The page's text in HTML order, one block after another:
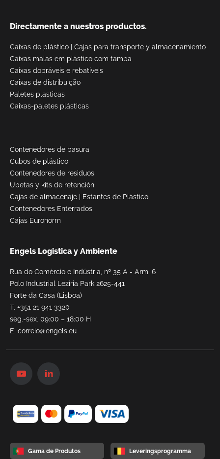
Directamente a nuestros productos.
Caixas de plástico
Cajas para transporte y almacenamiento
Caixas malas em plástico com tampa
Caixas dobráveis e rebatíveis
Caixas de distribuição
Paletes plasticas
Caixas-paletes plásticas
Contenedores de basura
Cubos de plástico
Contenedores de residuos
Ubetas y kits de retención
Cajas de almacenaje
Estantes de Plástico
Contenedores Enterrados
Cajas Euronorm
Engels Logistica y Ambiente
Rua do Comércio e Indústria, nº 35 A - Arm. 6
Polo Industrial Lezíria Park 2625-441
Forte da Casa (Lisboa)
T. +351 21 941 3320
seg.-sex. 09:00 – 18:00 H
E. correio@engels.eu
Gama de Produtos Leveringsprogramma